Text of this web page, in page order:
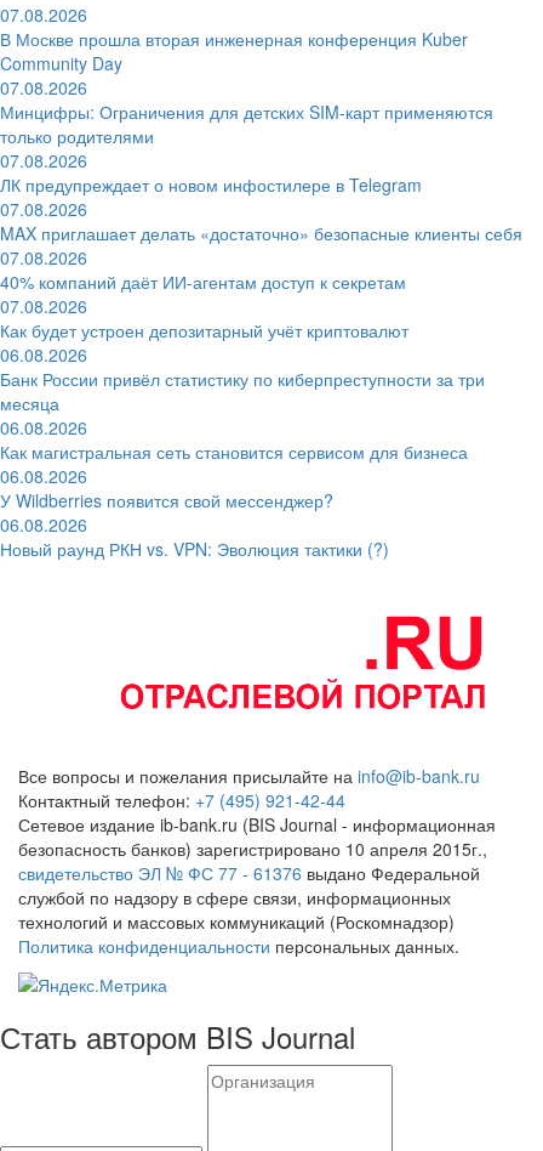
07.08.2026
В Москве прошла вторая инженерная конференция Kuber
Community Day
07.08.2026
Минцифры: Ограничения для детских SIM-карт применяются
только родителями
07.08.2026
ЛК предупреждает о новом инфостилере в Telegram
07.08.2026
MAX приглашает делать «достаточно» безопасные клиенты себя
07.08.2026
40% компаний даёт ИИ‑агентам доступ к секретам
07.08.2026
Как будет устроен депозитарный учёт криптовалют
06.08.2026
Банк России привёл статистику по киберпреступности за три
месяца
06.08.2026
Как магистральная сеть становится сервисом для бизнеса
06.08.2026
У Wildberries появится свой мессенджер?
06.08.2026
Новый раунд РКН vs. VPN: Эволюция тактики (?)
Все вопросы и пожелания присылайте на info@ib-bank.ru
Контактный телефон: +7 (495) 921-42-44
Сетевое издание ib-bank.ru (BIS Journal - информационная
безопасность банков) зарегистрировано 10 апреля 2015г.,
свидетельство ЭЛ № ФС 77 - 61376 выдано Федеральной
службой по надзору в сфере связи, информационных
технологий и массовых коммуникаций (Роскомнадзор)
Политика конфиденциальности персональных данных.
Стать автором BIS Journal